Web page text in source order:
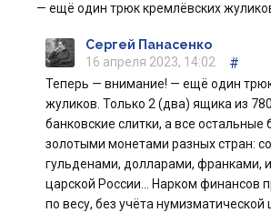
— ещё один трюк кремлёвских
Сергей Панасенко
16 апреля 2023, 14:02
#
Теперь — внимание! — ещё один
жуликов. Только 2 (два) ящика из
банковские слитки, а все
золотыми монетами разных стран:
гульденами, долларами, франками,
царской России… Нарком финансов
по весу, без учёта нумизматической